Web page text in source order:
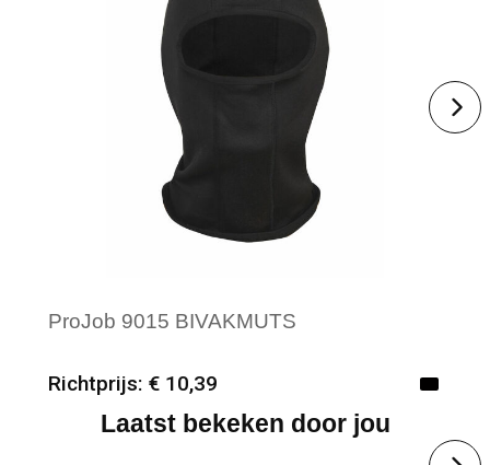
ProJob 9015 BIVAKMUTS
Richtprijs: € 10,39
Minimale afname: 50
Laatst bekeken door jou